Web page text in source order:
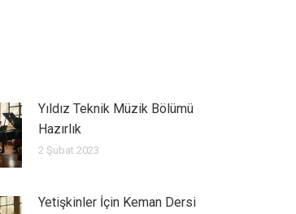
Yıldız Teknik Müzik Bölümü
Hazırlık
2 Şubat 2023
Yetişkinler İçin Keman Dersi